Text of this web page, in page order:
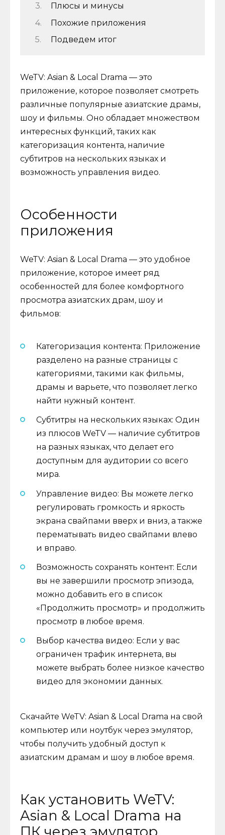
Плюсы и минусы
Похожие приложения
Подведем итог
WeTV: Asian & Local Drama — это
приложение, которое позволяет смотреть
различные популярные азиатские драмы,
шоу и фильмы. Оно обладает множеством
интересных функций, таких как
категоризация контента, наличие
субтитров на нескольких языках и
возможность управления видео.
Особенности
приложения
WeTV: Asian & Local Drama — это удобное
приложение, которое имеет ряд
особенностей для более комфортного
просмотра азиатских драм, шоу и
фильмов:
Категоризация контента: Приложение
разделено на разные страницы с
категориями, такими как фильмы,
драмы и варьете, что позволяет легко
найти нужный контент.
Субтитры на нескольких языках: Один
из плюсов WeTV — наличие субтитров
на разных языках, что делает его
доступным для аудитории со всего
мира.
Управление видео: Вы можете легко
регулировать громкость и яркость
экрана свайпами вверх и вниз, а также
перематывать видео свайпами влево
и вправо.
Возможность сохранять контент: Если
вы не завершили просмотр эпизода,
можно добавить его в список
«Продолжить просмотр» и продолжить
просмотр в любое время.
Выбор качества видео: Если у вас
ограничен трафик интернета, вы
можете выбрать более низкое качество
видео для экономии данных.
Скачайте WeTV: Asian & Local Drama на свой
компьютер или ноутбук через эмулятор,
чтобы получить удобный доступ к
азиатским драмам и шоу в любое время.
Как установить WeTV:
Asian & Local Drama на
ПК через эмулятор